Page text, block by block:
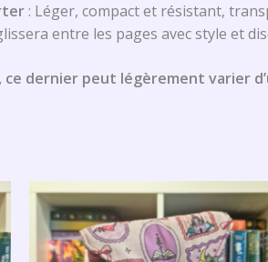
: Léger, compact et résistant,
entre les pages avec style et
dernier peut légèrement varier